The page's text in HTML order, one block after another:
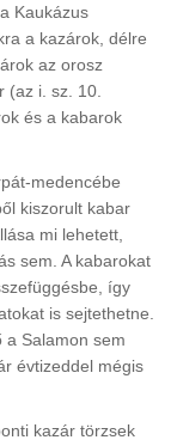
Kaukázus
a kazárok, délre
az orosz
(az i. sz. 10.
és a kabarok
medencébe
kiszorult kabar
mi lehetett,
sem. A kabarokat
így
is sejtethetne.
a Salamon sem
évtizeddel mégis
kazár törzsek